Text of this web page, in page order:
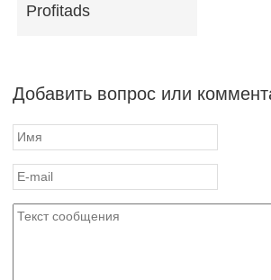
Profitads
Добавить вопрос или